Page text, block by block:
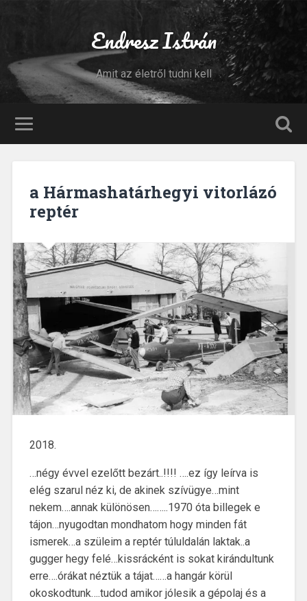
Endresz István
Amit az életről tudni kell
a Hármashatárhegyi vitorlázó
reptér
2018.
…négy évvel ezelőtt bezárt..!!!! ….ez így leírva is
elég szarul néz ki, de akinek szívügye…mint
nekem….annak különösen……..1970 óta billegek e
tájon…nyugodtan mondhatom hogy minden fát
ismerek…a szüleim a reptér túluldalán laktak..a
gugger hegy felé…kissrácként is sokat kirándultunk
erre….órákat néztük a tájat……a hangár körül
okoskodtunk….tudod amikor jólesik a gépolaj és a